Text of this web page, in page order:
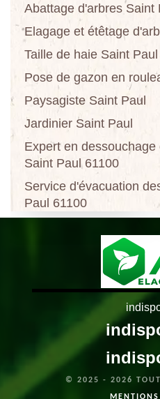
Abattage d'arbres Saint
Elagage et étêtage
Taille de haie Saint Paul
Pose de gazon en
Paysagiste Saint Paul
Jardinier Saint Paul
Expert en
Saint Paul 61100
Service d'évacuation
Paul 61100
© 2025 - 2026 TOUT